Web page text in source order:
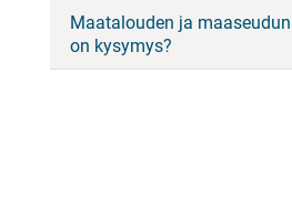
Maatalouden ja
on kysymys?